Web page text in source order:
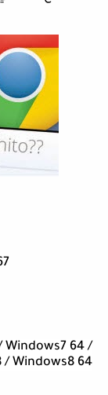
Windows7 64 /
/ Windows8 64